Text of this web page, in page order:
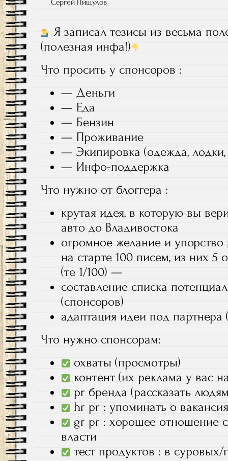
Сергей Пищулов
Я записал тезисы из весьма
(полезная инфа!)
Что просить у спонсоров :
— Деньги
— Еда
— Бензин
— Проживание
— Экипировка (одежда,
— Инфо-поддержка
Что нужно от блоггера :
крутая идея, в которую вы
авто до Владивостока
огромное желание и
на старте 100 писем, из них 5
(те 1/100) —
составление списка
(спонсоров)
адаптация идеи под
Что нужно спонсорам:
охваты (просмотры)
контент (их реклама у вас
pr бренда (рассказать
hr pr : упоминать о
gr pr : хорошее отношение
власти
тест продуктов : в